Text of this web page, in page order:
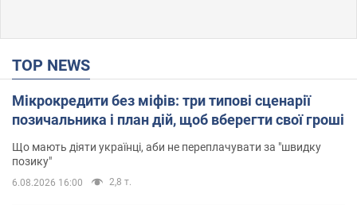
TOP NEWS
Мікрокредити без міфів: три типові сценарії
позичальника і план дій, щоб вберегти свої гроші
Що мають діяти українці, аби не переплачувати за "швидку
позику"
6.08.2026 16:00 2,8 т.